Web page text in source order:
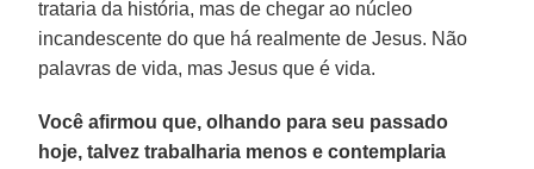
trataria da história, mas de chegar ao núcleo
incandescente do que há realmente de Jesus. Não
palavras de vida, mas Jesus que é vida.
Você afirmou que, olhando para seu passado
hoje, talvez trabalharia menos e contemplaria